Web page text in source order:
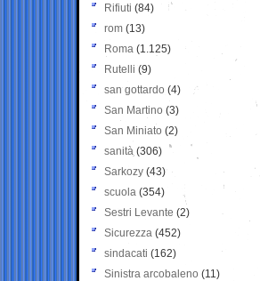
Rifiuti (84)
rom (13)
Roma (1.125)
Rutelli (9)
san gottardo (4)
San Martino (3)
San Miniato (2)
sanità (306)
Sarkozy (43)
scuola (354)
Sestri Levante (2)
Sicurezza (452)
sindacati (162)
Sinistra arcobaleno (11)